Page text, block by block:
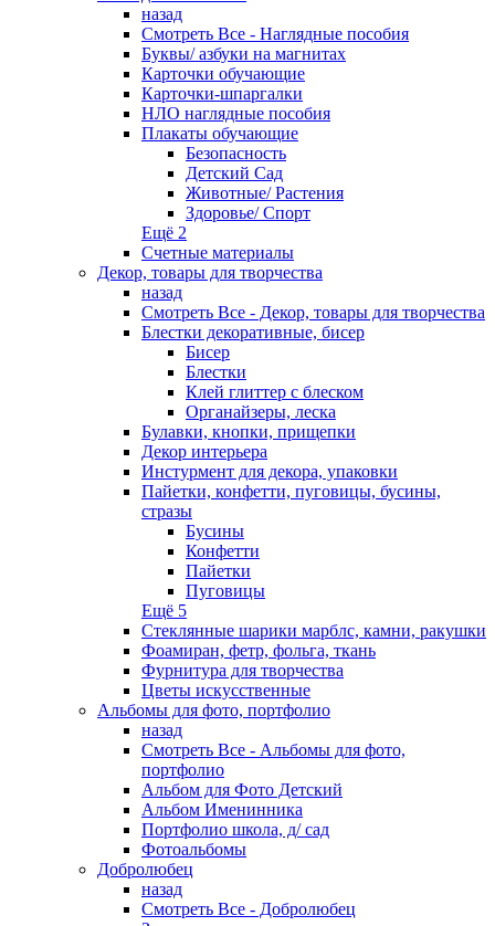
назад
Смотреть Все - Наглядные пособия
Буквы/ азбуки на магнитах
Карточки обучающие
Карточки-шпаргалки
НЛО наглядные пособия
Плакаты обучающие
Безопасность
Детский Сад
Животные/ Растения
Здоровье/ Спорт
Ещё 2
Счетные материалы
Декор, товары для творчества
назад
Смотреть Все - Декор, товары для творчества
Блестки декоративные, бисер
Бисер
Блестки
Клей глиттер с блеском
Органайзеры, леска
Булавки, кнопки, прищепки
Декор интерьера
Инстурмент для декора, упаковки
Пайетки, конфетти, пуговицы, бусины,
стразы
Бусины
Конфетти
Пайетки
Пуговицы
Ещё 5
Стеклянные шарики марблс, камни, ракушки
Фоамиран, фетр, фольга, ткань
Фурнитура для творчества
Цветы искусственные
Альбомы для фото, портфолио
назад
Смотреть Все - Альбомы для фото,
портфолио
Альбом для Фото Детский
Альбом Именинника
Портфолио школа, д/ сад
Фотоальбомы
Добролюбец
назад
Смотреть Все - Добролюбец